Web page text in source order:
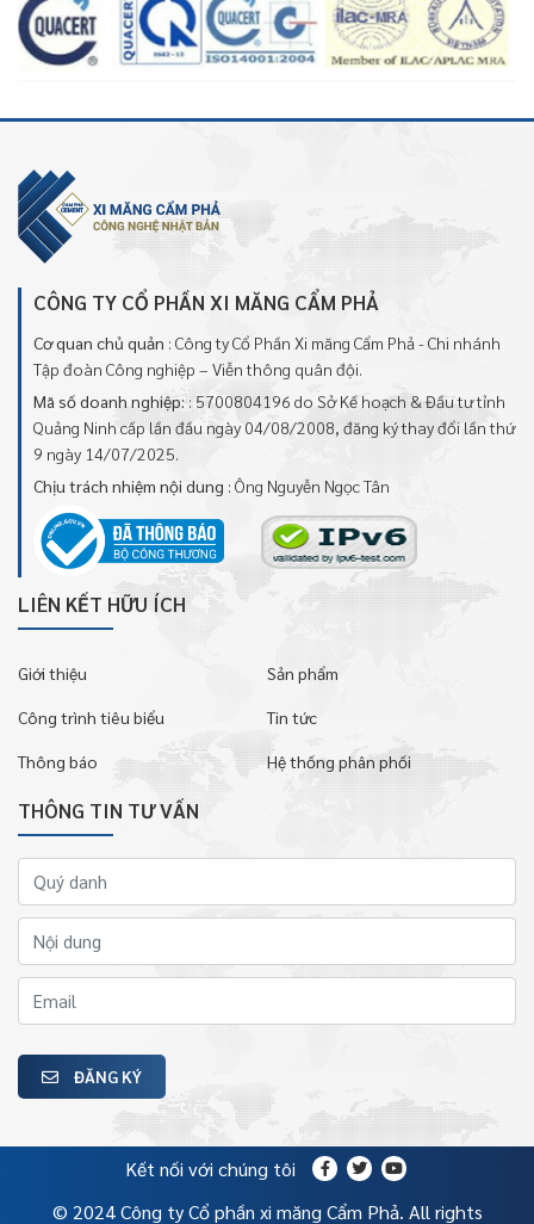
CÔNG TY CỔ PHẦN XI MĂNG CẨM PHẢ
Cơ quan chủ quản : Công ty Cổ Phần Xi măng Cẩm Phả - Chi nhánh
Tập đoàn Công nghiệp – Viễn thông quân đội.
Mã số doanh nghiệp: : 5700804196 do Sở Kế hoạch & Đầu tư tỉnh
Quảng Ninh cấp lần đầu ngày 04/08/2008, đăng ký thay đổi lần thứ
9 ngày 14/07/2025.
Chịu trách nhiệm nội dung : Ông Nguyễn Ngọc Tân
LIÊN KẾT HỮU ÍCH
Giới thiệu Sản phẩm
Công trình tiêu biểu Tin tức
Thông báo Hệ thống phân phối
THÔNG TIN TƯ VẤN
ĐĂNG KÝ
© 2024 Công ty Cổ phần xi măng Cẩm Phả. All rights
Kết nối với chúng tôi